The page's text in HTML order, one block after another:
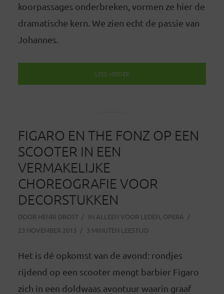
koorpassages onderbreken, vormen ze hier de
dramatische kern. We zien echt de passie van
Johannes.
LEES VERDER
FIGARO EN THE FONZ OP EEN
SCOOTER IN EEN
VERMAKELIJKE
CHOREOGRAFIE VOOR
DECORSTUKKEN
DOOR HENRI DROST IN ALLEEN VOOR LEDEN, OPERA
23 NOVEMBER 2013
3 MINUTEN LEESTIJD
Het is dé opkomst van de avond: rondjes
rijdend op een scooter mengt barbier Figaro
zich in een doldwaas avontuur waarin graaf